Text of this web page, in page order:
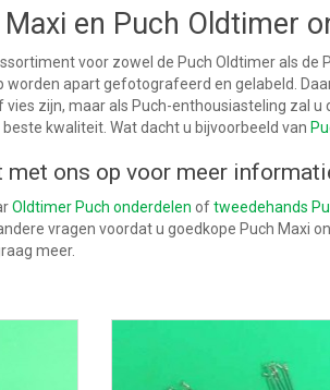
en Puch Oldtimer
voor zowel de Puch Oldtimer als
worden apart gefotografeerd en gelabeld.
zijn, maar als Puch-enthousiasteling zal
kwaliteit. Wat dacht u bijvoorbeeld van
ons op voor meer
Oldtimer Puch onderdelen oftweedehands
vragen voordat u goedkope Puch Maxi
meer.